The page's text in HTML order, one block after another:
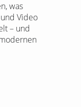
was
Video
– und